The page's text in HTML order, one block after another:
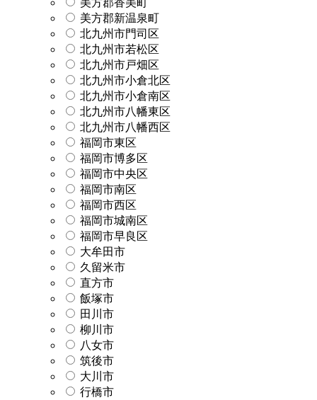
美方郡新温泉町
北九州市門司区
北九州市若松区
北九州市戸畑区
北九州市小倉北区
北九州市小倉南区
北九州市八幡東区
北九州市八幡西区
福岡市東区
福岡市博多区
福岡市中央区
福岡市南区
福岡市西区
福岡市城南区
福岡市早良区
大牟田市
久留米市
直方市
飯塚市
田川市
柳川市
八女市
筑後市
大川市
行橋市